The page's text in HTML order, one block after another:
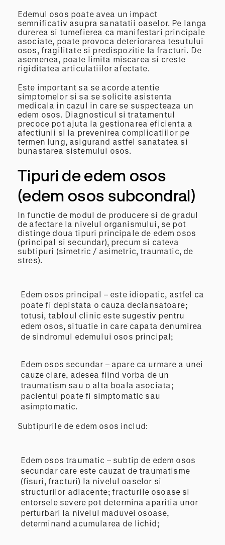
Edemul osos poate avea un impact
semnificativ asupra sanatatii oaselor. Pe langa
durerea si tumefierea ca manifestari principale
asociate, poate provoca deteriorarea tesutului
osos, fragilitate si predispozitie la fracturi. De
asemenea, poate limita miscarea si creste
rigiditatea articulatiilor afectate.
Este important sa se acorde atentie
simptomelor si sa se solicite asistenta
medicala in cazul in care se suspecteaza un
edem osos. Diagnosticul si tratamentul
precoce pot ajuta la gestionarea eficienta a
afectiunii si la prevenirea complicatiilor pe
termen lung, asigurand astfel sanatatea si
bunastarea sistemului osos.
Tipuri de edem osos
(edem osos subcondral)
In functie de modul de producere si de gradul
de afectare la nivelul organismului, se pot
distinge doua tipuri principale de edem osos
(principal si secundar), precum si cateva
subtipuri (simetric / asimetric, traumatic, de
stres).
Edem osos principal – este idiopatic, astfel ca
poate fi depistata o cauza declansatoare;
totusi, tabloul clinic este sugestiv pentru
edem osos, situatie in care capata denumirea
de sindromul edemului osos principal;
Edem osos secundar – apare ca urmare a unei
cauze clare, adesea fiind vorba de un
traumatism sau o alta boala asociata;
pacientul poate fi simptomatic sau
asimptomatic.
Subtipurile de edem osos includ:
Edem osos traumatic – subtip de edem osos
secundar care este cauzat de traumatisme
(fisuri, fracturi) la nivelul oaselor si
structurilor adiacente; fracturile osoase si
entorsele severe pot determina aparitia unor
perturbari la nivelul maduvei osoase,
determinand acumularea de lichid;